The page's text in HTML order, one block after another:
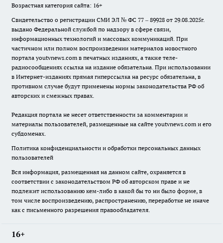
Возрастная категория сайта: 16+
Свидетельство о регистрации СМИ ЭЛ № ФС 77 – 89928 от 29.08.2025г.
выдано Федеральной службой по надзору в сфере связи,
информационных технологий и массовых коммуникаций. При
частичном или полном воспроизведении материалов новостного
портала youtvnews.com в печатных изданиях, а также теле-
радиосообщениях ссылка на издание обязательна. При использовании
в Интернет-изданиях прямая гиперссылка на ресурс обязательна, в
противном случае будут применены нормы законодательства РФ об
авторских и смежных правах.
Редакция портала не несет ответственности за комментарии и
материалы пользователей, размещенные на сайте youtvnews.com и его
субдоменах.
Политика конфиденциальности и обработки персональных данных
пользователей
Вся информация, размещенная на данном сайте, охраняется в
соответствии с законодательством РФ об авторском праве и не
подлежит использованию кем-либо в какой бы то ни было форме, в
том числе воспроизведению, распространению, переработке не иначе
как с письменного разрешения правообладателя.
16+